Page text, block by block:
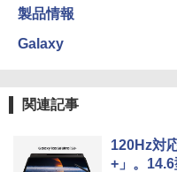
製品情報
Galaxy
関連記事
120Hz対
+」。14.6